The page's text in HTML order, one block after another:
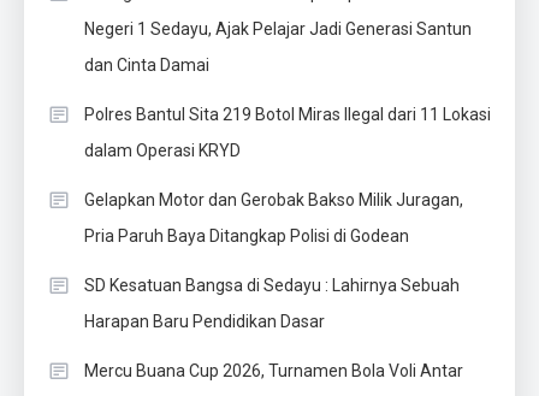
Negeri 1 Sedayu, Ajak Pelajar Jadi Generasi Santun
dan Cinta Damai
Polres Bantul Sita 219 Botol Miras Ilegal dari 11 Lokasi
dalam Operasi KRYD
Gelapkan Motor dan Gerobak Bakso Milik Juragan,
Pria Paruh Baya Ditangkap Polisi di Godean
SD Kesatuan Bangsa di Sedayu : Lahirnya Sebuah
Harapan Baru Pendidikan Dasar
Mercu Buana Cup 2026, Turnamen Bola Voli Antar